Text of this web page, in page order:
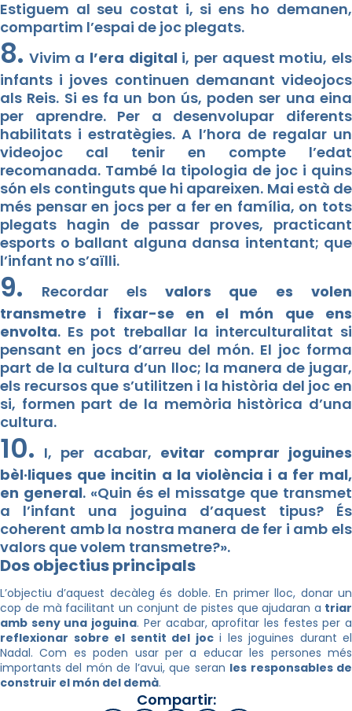
Estiguem al seu costat i, si ens ho demanen,
compartim l’espai de joc plegats.
8. Vivim a l’era digitali, per aquest motiu, els
infants i joves continuen demanant videojocs
als Reis. Si es fa un bon ús, poden ser una eina
per aprendre. Per a desenvolupar diferents
habilitats i estratègies. A l’hora de regalar un
videojoc cal tenir en compte l’edat
recomanada. També la tipologia de joc i quins
són els continguts que hi apareixen. Mai està de
més pensar en jocs per a fer en família, on tots
plegats hagin de passar proves, practicant
esports o ballant alguna dansa intentant; que
l’infant no s’aïlli.
9. Recordar elsvalors que es volen
transmetre i fixar-se en el món que ens
envolta. Es pot treballar la interculturalitat si
pensant en jocs d’arreu del món. El joc forma
part de la cultura d’un lloc; la manera de jugar,
els recursos que s’utilitzen i la història del joc en
si, formen part de la memòria històrica d’una
cultura.
10. I, per acabar, evitar comprar joguines
bèl·liques que incitin a la violència i a fer mal,
en general. «Quin és el missatge que transmet
a l’infant una joguina d’aquest tipus? És
coherent amb la nostra manera de fer i amb els
valors que volem transmetre?».
Dos objectius principals
L’objectiu d’aquest decàleg és doble. En primer lloc, donar un
cop de mà facilitant un conjunt de pistes que ajudaran a triar
amb seny una joguina. Per acabar, aprofitar les festes per a
reflexionar sobre el sentit del joci les joguines durant el
Nadal. Com es poden usar per a educar les persones més
importants del món de l’avui, que seran les responsables de
construir el món del demà.
Compartir: